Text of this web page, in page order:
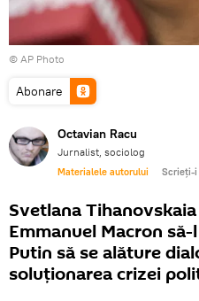
© AP Photo
Abonare
Octavian Racu
Jurnalist, sociolog
Materialele autorului Scrieți-i
Svetlana
Emmanuel Macron
Putin să se alăture
soluționarea crizei